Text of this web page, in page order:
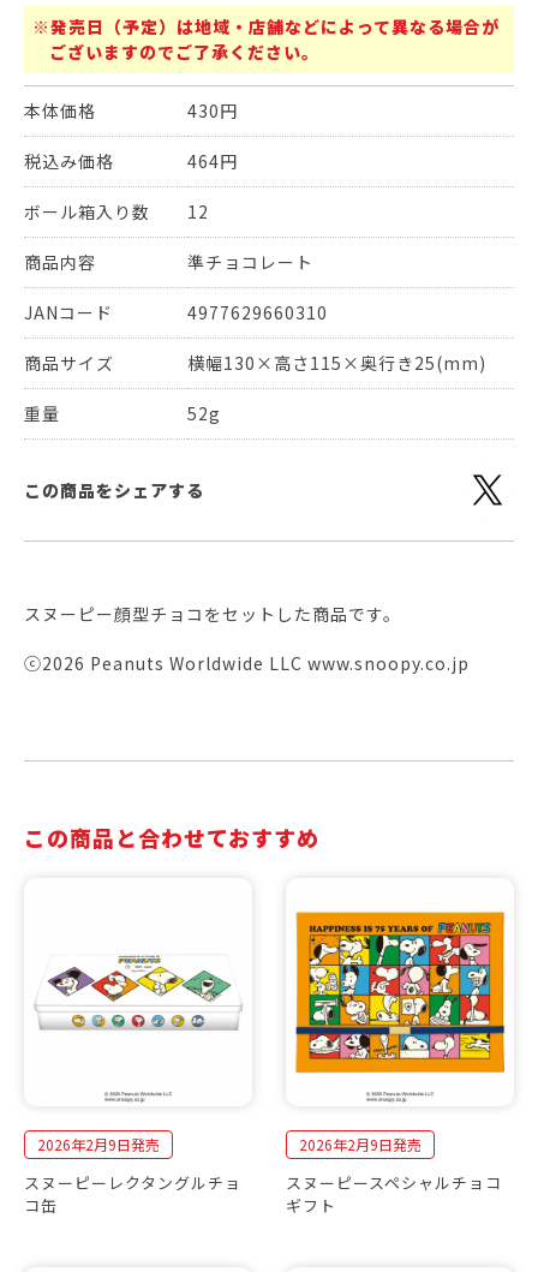
※発売日（予定）は地域・店舗などによって異なる場合が
ございますのでご了承ください。
本体価格 430円
税込み価格 464円
ボール箱入り数 12
商品内容 準チョコレート
JANコード 4977629660310
商品サイズ 横幅130×高さ115×奥行き25(mm)
重量 52g
この商品をシェアする
スヌーピー顔型チョコをセットした商品です。
ⓒ2026 Peanuts Worldwide LLC www.snoopy.co.jp
この商品と合わせておすすめ
2026年2月9日発売
スヌーピーレクタングルチョ
コ缶
2026年2月9日発売
スヌーピースペシャルチョコ
ギフト